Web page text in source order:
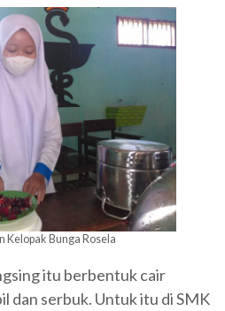
Kelopak Bunga Rosela
itu berbentuk cair
dan serbuk. Untuk itu di SMK